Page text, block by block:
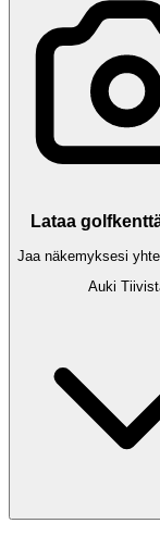
Lataa
Jaa näkemyksesi
Auki